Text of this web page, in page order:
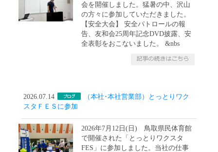
会を開催しました。猛暑の中、沢山
の方々に参加していただきました。
【安全大会】 安全パトロールの報
告、友和会25周年記念DVD披露、安
全表彰をおこないました。 &nbs
2026.07.14
（本社･本社営業部）とっとりワク
スタＦＥＳに参加
2026年7月12日(日) 鳥取県民体育館
で開催された「とっとりワクスタ
FES」に参加しました。当社の仕事